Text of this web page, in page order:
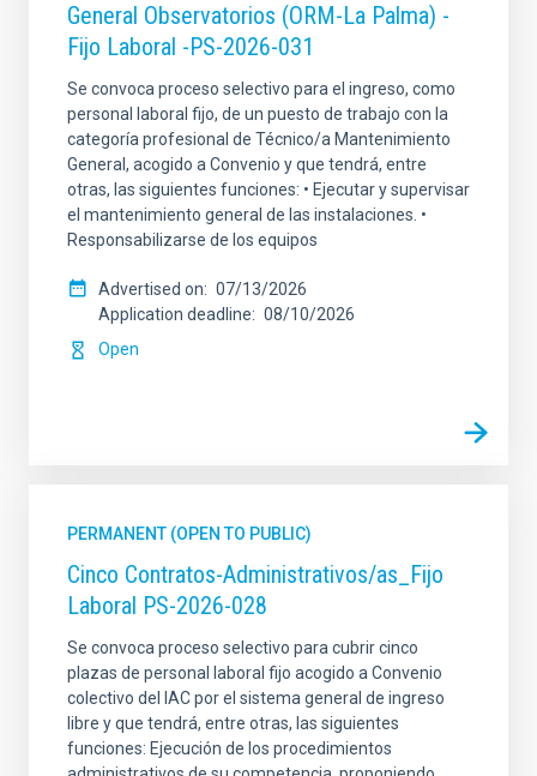
General Observatorios (ORM-La Palma) -
Fijo Laboral -PS-2026-031
Se convoca proceso selectivo para el ingreso, como
personal laboral fijo, de un puesto de trabajo con la
categoría profesional de Técnico/a Mantenimiento
General, acogido a Convenio y que tendrá, entre
otras, las siguientes funciones: • Ejecutar y supervisar
el mantenimiento general de las instalaciones. •
Responsabilizarse de los equipos
Advertised on
07/13/2026
Application deadline
08/10/2026
Open
PERMANENT (OPEN TO PUBLIC)
Cinco Contratos-Administrativos/as_Fijo
Laboral PS-2026-028
Se convoca proceso selectivo para cubrir cinco
plazas de personal laboral fijo acogido a Convenio
colectivo del IAC por el sistema general de ingreso
libre y que tendrá, entre otras, las siguientes
funciones: Ejecución de los procedimientos